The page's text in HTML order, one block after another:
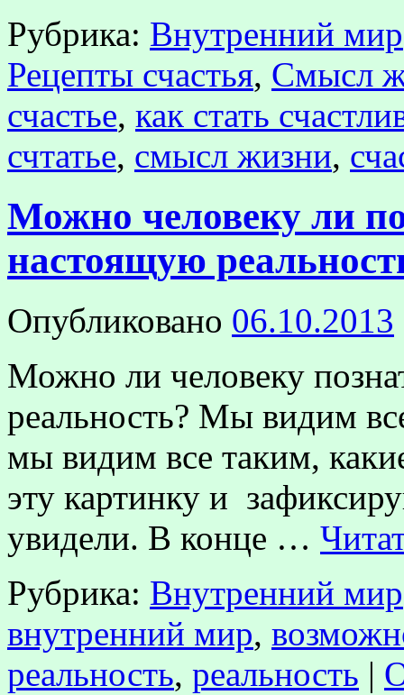
Рубрика: Внутренний мир
Рецепты счастья, Смысл
счастье, как стать
счтатье, смысл жизни,
Можно человеку ли
настоящую
Опубликовано 06.10.2013
Можно ли человеку
реальность? Мы видим
мы видим все таким,
эту картинку и
увидели. В конце …
Рубрика: Внутренний мир
внутренний мир,
реальность, реальность |